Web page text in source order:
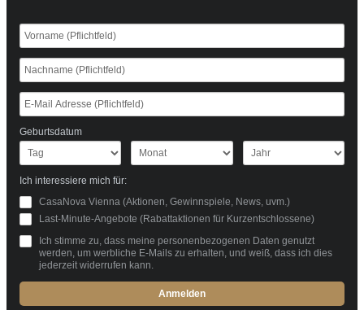
Geburtsdatum
Ich interessiere mich für:
CasaNova Vienna (Aktionen, Gewinnspiele, News, uvm.)
Last-Minute-Angebote (Rabattaktionen für Kurzentschlossene)
Ich stimme zu, dass meine personenbezogenen Daten genutzt
werden, um werbliche E-Mails zu erhalten, und weiß, dass ich dies
jederzeit widerrufen kann.
Anmelden